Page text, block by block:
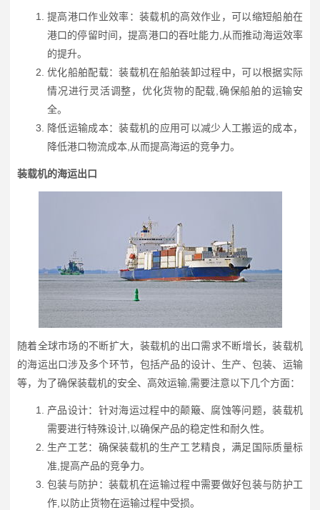
提高港口作业效率：装载机的高效作业，可以缩短船舶在
港口的停留时间，提高港口的吞吐能力,从而推动海运效率
的提升。
优化船舶配载：装载机在船舶装卸过程中，可以根据实际
情况进行灵活调整，优化货物的配载,确保船舶的运输安
全。
降低运输成本：装载机的应用可以减少人工搬运的成本，
降低港口物流成本,从而提高海运的竞争力。
装载机的海运出口
随着全球市场的不断扩大，装载机的出口需求不断增长，装载机
的海运出口涉及多个环节，包括产品的设计、生产、包装、运输
等，为了确保装载机的安全、高效运输,需要注意以下几个方面：
产品设计：针对海运过程中的颠簸、腐蚀等问题，装载机
需要进行特殊设计,以确保产品的稳定性和耐久性。
生产工艺：确保装载机的生产工艺精良，满足国际质量标
准,提高产品的竞争力。
包装与防护：装载机在运输过程中需要做好包装与防护工
作,以防止货物在运输过程中受损。